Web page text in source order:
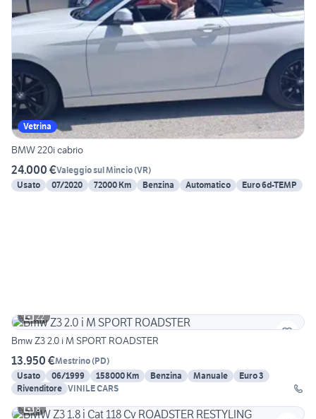
Vetrina
BMW 220i cabrio
24.000 €Valeggio sul Mincio(VR)
Usato
07/2020 72000 Km Benzina Automatico Euro 6d-TEMP
22
Bmw Z3 2.0 i M SPORT ROADSTER
13.950 €Mestrino(PD)
Usato
06/1999 158000 Km Benzina Manuale
Euro 3
Rivenditore VINILE CARS
8